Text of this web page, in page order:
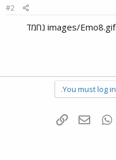
#2
חה חה חה!!!../images/Emo8.gif../images/Emo6.gif נחמד
You must log
WhatsAppדואר אלקטרוני